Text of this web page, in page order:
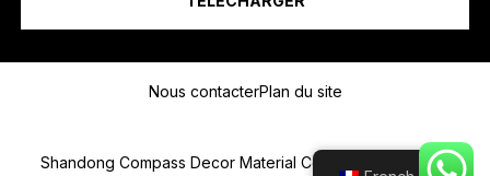
n
.
Nous contacterPlan du site
Shandong Compass Decor Material Co. 2025 Tous droits